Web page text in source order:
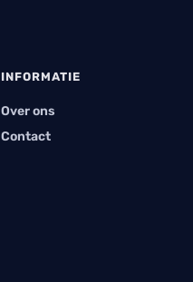
INFORMATIE
Over ons
Contact